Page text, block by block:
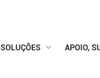
SOLUÇÕES APOIO,